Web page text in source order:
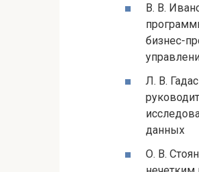
В. В.
бизнес-
Л. В.
данных
О. В.